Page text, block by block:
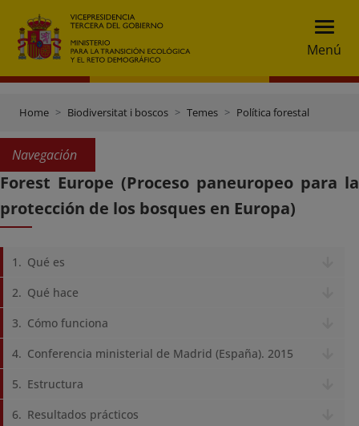
Menú
Home Biodiversitat i boscos Temes Política forestal
Navegación
Forest Europe (Proceso paneuropeo para la
protección de los bosques en Europa)
Qué es
Qué hace
Cómo funciona
Conferencia ministerial de Madrid (España). 2015
Estructura
Resultados prácticos